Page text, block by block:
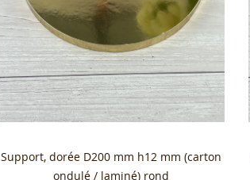
Support, dorée D200 mm h12 mm (carton
ondulé / laminé) rond